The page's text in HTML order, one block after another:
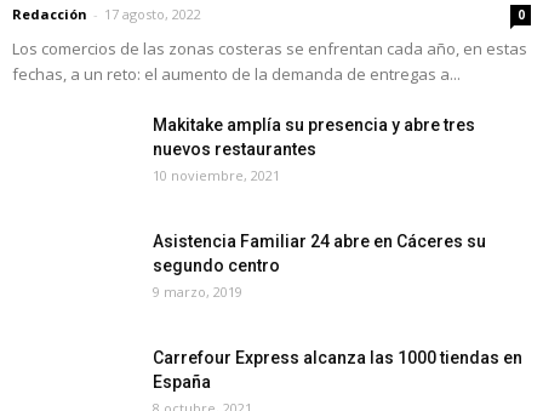
Redacción - 17 agosto, 2022 0
Los comercios de las zonas costeras se enfrentan cada año, en estas
fechas, a un reto: el aumento de la demanda de entregas a...
Makitake amplía su presencia y abre tres
nuevos restaurantes
10 noviembre, 2021
Asistencia Familiar 24 abre en Cáceres su
segundo centro
9 marzo, 2019
Carrefour Express alcanza las 1000 tiendas en
España
8 octubre, 2021